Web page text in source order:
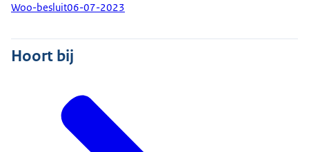
Woo-besluit06-07-2023
Hoort bij